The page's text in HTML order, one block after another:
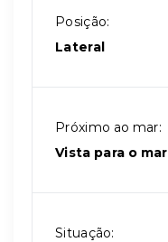
Posição:
Lateral
Próximo ao mar:
Vista para o mar
Situação: